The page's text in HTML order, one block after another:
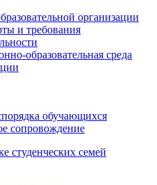
организации
и требования
образовательная среда
обучающихся
сопровождение
студенческих семей